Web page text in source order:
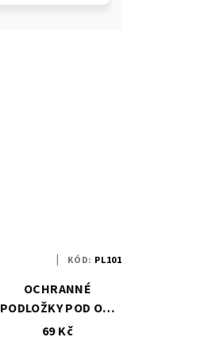
OCHRANNÉ
PODLOŽKY POD OČI
netkané (100 KS)
69 Kč
KÓD: PL101